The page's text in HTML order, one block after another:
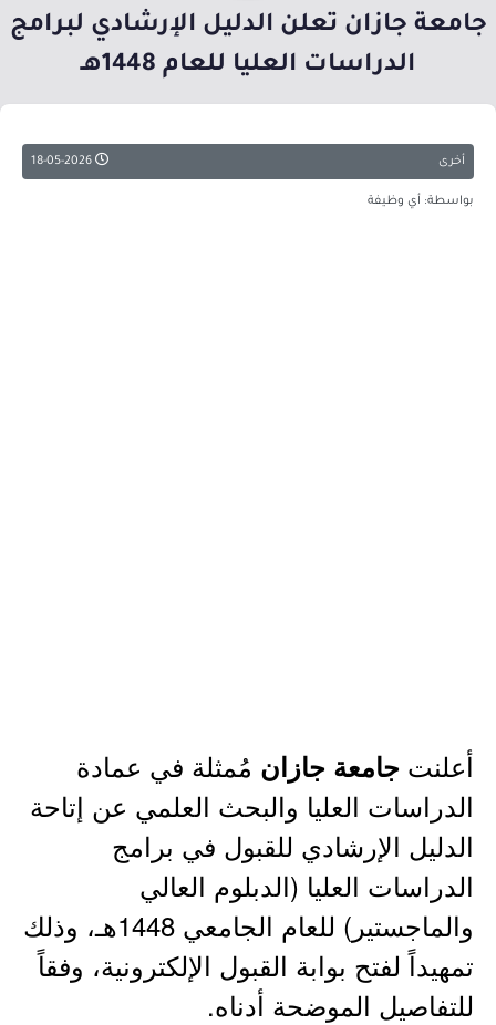
جامعة جازان تعلن الدليل الإرشادي لبرامج
الدراسات العليا للعام 1448هـ
أخرى
بواسطة: أي وظيفة
أعلنت جامعة جازان مُمثلة في عمادة
الدراسات العليا والبحث العلمي عن إتاحة
الدليل الإرشادي للقبول في برامج
الدراسات العليا (الدبلوم العالي
والماجستير) للعام الجامعي 1448هـ، وذلك
تمهيداً لفتح بوابة القبول الإلكترونية، وفقاً
للتفاصيل الموضحة أدناه.